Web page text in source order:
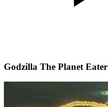
Godzilla The Planet Eater